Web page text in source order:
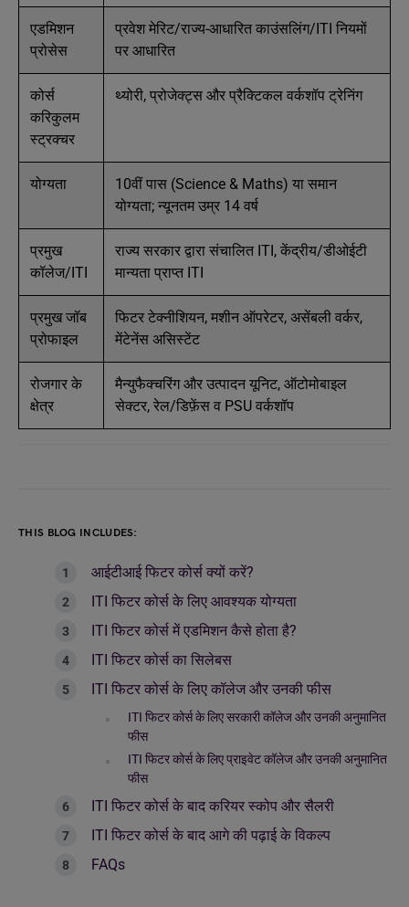
एडमिशन
प्रोसेस
प्रवेश मेरिट/राज्य-आधारित काउंसलिंग/ITI नियमों
पर आधारित
कोर्स
करिकुलम
स्ट्रक्चर
थ्योरी, प्रोजेक्ट्स और प्रैक्टिकल वर्कशॉप ट्रेनिंग
योग्यता
10वीं पास (Science & Maths) या समान
योग्यता; न्यूनतम उम्र 14 वर्ष
प्रमुख
कॉलेज/ITI
राज्य सरकार द्वारा संचालित ITI, केंद्रीय/डीओईटी
मान्यता प्राप्त ITI
प्रमुख जॉब
प्रोफाइल
फिटर टेक्नीशियन, मशीन ऑपरेटर, असेंबली वर्कर,
मेंटेनेंस असिस्टेंट
रोजगार के
क्षेत्र
मैन्युफैक्चरिंग और उत्पादन यूनिट, ऑटोमोबाइल
सेक्टर, रेल/डिफ़ेंस व PSU वर्कशॉप
THIS BLOG INCLUDES:
आईटीआई फिटर कोर्स क्यों करें?
ITI फिटर कोर्स के लिए आवश्यक योग्यता
ITI फिटर कोर्स में एडमिशन कैसे होता है?
ITI फिटर कोर्स का सिलेबस
ITI फिटर कोर्स के लिए कॉलेज और उनकी फीस
ITI फिटर कोर्स के लिए सरकारी कॉलेज और उनकी अनुमानित
फीस
ITI फिटर कोर्स के लिए प्राइवेट कॉलेज और उनकी अनुमानित
फीस
ITI फिटर कोर्स के बाद करियर स्कोप और सैलरी
ITI फिटर कोर्स के बाद आगे की पढ़ाई के विकल्प
FAQs